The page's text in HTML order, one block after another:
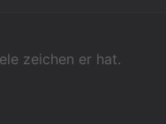
zeichen er hat.